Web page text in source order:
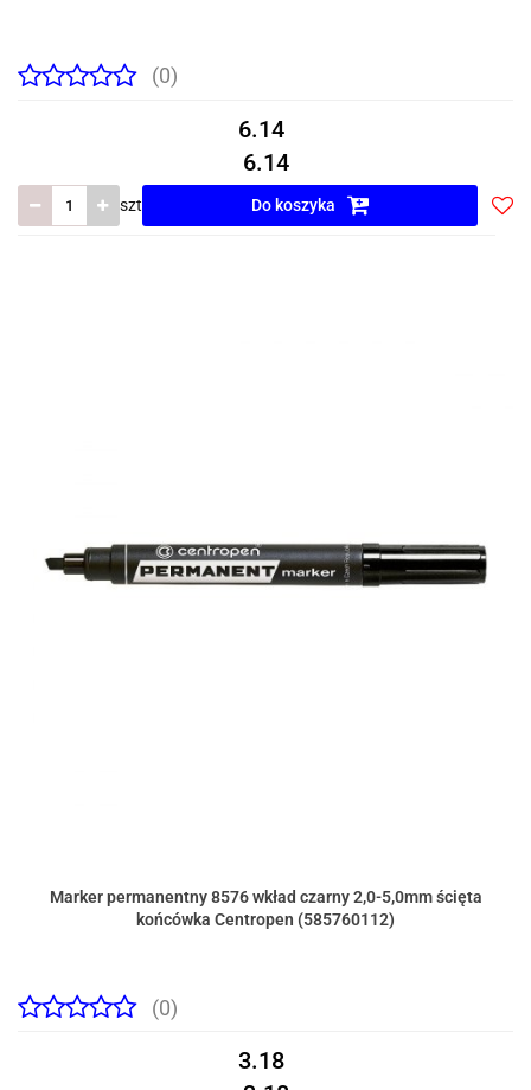
(0)
6.14
6.14
szt Do koszyka
Marker permanentny 8576 wkład czarny 2,0-5,0mm ścięta
końcówka Centropen (585760112)
(0)
3.18